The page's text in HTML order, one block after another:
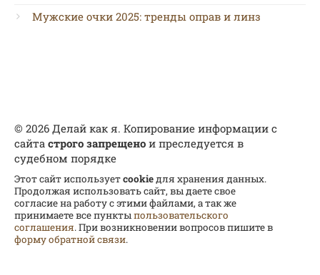
Мужские очки 2025: тренды оправ и линз
© 2026 Делай как я. Копирование информации с
сайта строго запрещено и преследуется в
судебном порядке
Этот сайт используетcookieдля хранения данных.
Продолжая использовать сайт, вы даете свое
согласие на работу с этими файлами, а так же
принимаете все пунктыпользовательского
соглашения. При возникновении вопросов пишите в
форму обратной связи.